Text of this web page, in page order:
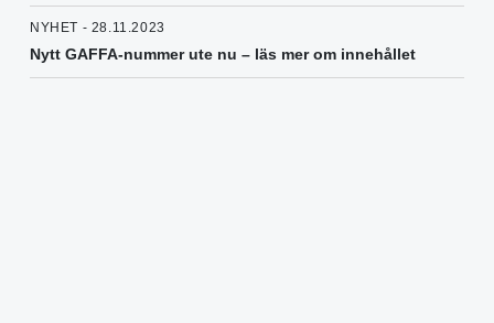
NYHET - 28.11.2023
Nytt GAFFA-nummer ute nu – läs mer om innehållet